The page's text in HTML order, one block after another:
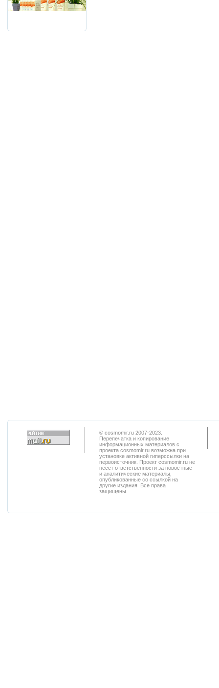
© cosmomir.ru 2007-2023.
Перепечатка и копирование
информационных материалов с
проекта cosmomir.ru возможна при
установке активной гиперссылки на
первоисточник. Проект cosmomir.ru не
несет ответственности за новостные
и аналитические материалы,
опубликованные со ссылкой на
другие издания. Все права
защищены.